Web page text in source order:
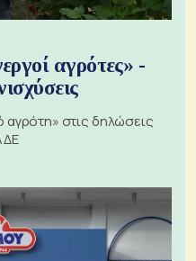
αγρότες» -
στις δηλώσεις